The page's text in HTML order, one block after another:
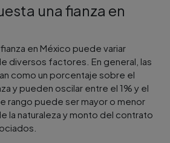
una fianza en
en México puede variar
diversos factores. En general, las
como un porcentaje sobre el
y pueden oscilar entre el 1% y el
rango puede ser mayor o menor
la naturaleza y monto del contrato